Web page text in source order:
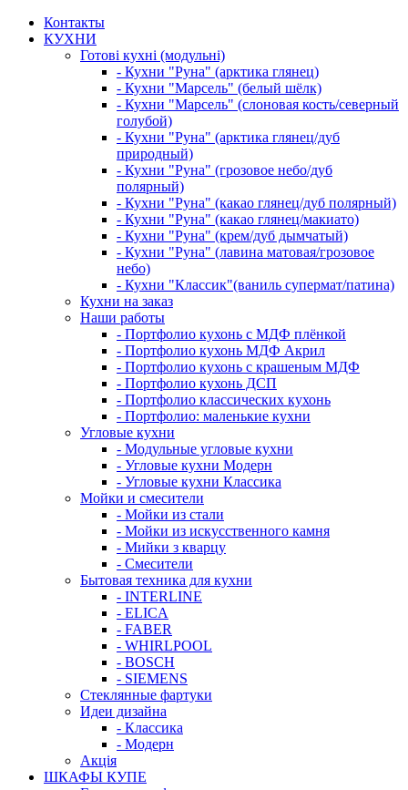
Контакты
КУХНИ
Готові кухні (модульні)
- Кухни "Руна" (арктика глянец)
- Кухни "Марсель" (белый шёлк)
- Кухни "Марсель" (слоновая кость/северный
голубой)
- Кухни "Руна" (арктика глянец/дуб
природный)
- Кухни "Руна" (грозовое небо/дуб
полярный)
- Кухни "Руна" (какао глянец/дуб полярный)
- Кухни "Руна" (какао глянец/макиато)
- Кухни "Руна" (крем/дуб дымчатый)
- Кухни "Руна" (лавина матовая/грозовое
небо)
- Кухни "Классик"(ваниль супермат/патина)
Кухни на заказ
Наши работы
- Портфолио кухонь с МДФ плёнкой
- Портфолио кухонь МДФ Акрил
- Портфолио кухонь с крашеным МДФ
- Портфолио кухонь ДСП
- Портфолио классических кухонь
- Портфолио: маленькие кухни
Угловые кухни
- Модульные угловые кухни
- Угловые кухни Модерн
- Угловые кухни Классика
Мойки и смесители
- Мойки из стали
- Мойки из искусственного камня
- Мийки з кварцу
- Смесители
Бытовая техника для кухни
- INTERLINE
- ELICA
- FABER
- WHIRLPOOL
- BOSCH
- SIEMENS
Стеклянные фартуки
Идеи дизайна
- Класcика
- Модерн
Акція
ШКАФЫ КУПЕ